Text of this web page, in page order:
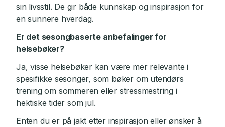
sin livsstil. De gir både kunnskap og inspirasjon for
en sunnere hverdag.
Er det sesongbaserte anbefalinger for
helsebøker?
Ja, visse helsebøker kan være mer relevante i
spesifikke sesonger, som bøker om utendørs
trening om sommeren eller stressmestring i
hektiske tider som jul.
Enten du er på jakt etter inspirasjon eller ønsker å